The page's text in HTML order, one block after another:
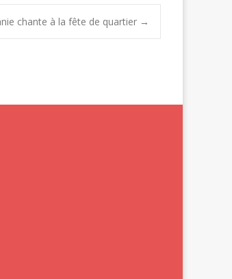
chante à la fête de quartier →